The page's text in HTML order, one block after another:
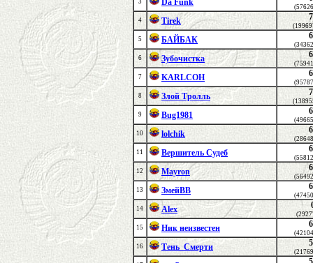
Da Funk
4
Tirek
5
БАЙБАК
6
Зубочистка
7
KARLCOH
8
Злой Тролль
9
Bug1981
10
lolchik
11
Вершитель Судеб
12
Mayron
13
ЗмейВВ
14
Alex
15
Ник неизвестен
16
Тень_Смерти